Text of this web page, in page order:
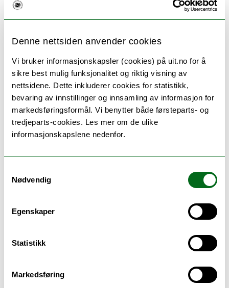
Denne nettsiden anvender cookies
Vi bruker informasjonskapsler (cookies) på uit.no for å
sikre best mulig funksjonalitet og riktig visning av
nettsidene. Dette inkluderer cookies for statistikk,
bevaring av innstillinger og innsamling av informasjon for
markedsføringsformål. Vi benytter både førsteparts- og
tredjeparts-cookies. Les mer om de ulike
informasjonskapslene nedenfor.
Nødvendig
Egenskaper
Statistikk
Markedsføring
Anne Eriksen
Dosent i drama og teater. Merittert underviser.
Musikkonservatoriet
Campus Tromsø
anne.eriksen@uit.no
ILP Tromsø 3.072
+4777660421
Markus Kreischer